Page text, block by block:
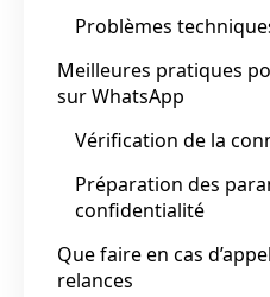
Problèmes
Meilleures pratiques
sur WhatsApp
Vérification de la
Préparation des
confidentialité
Que faire en cas
relances